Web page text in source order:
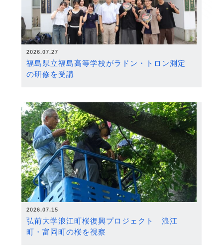
2026.07.27
福島県立福島高等学校がラドン・トロン測定
の研修を受講
2026.07.15
弘前大学浪江町桜復興プロジェクト 浪江
町・富岡町の桜を視察